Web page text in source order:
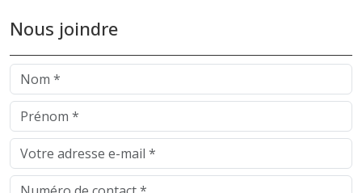
Nous joindre